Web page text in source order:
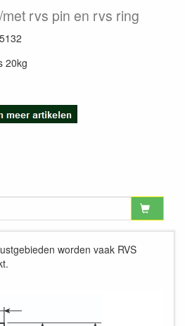
rvs pin en rvs ring
20kg
worden vaak RVS